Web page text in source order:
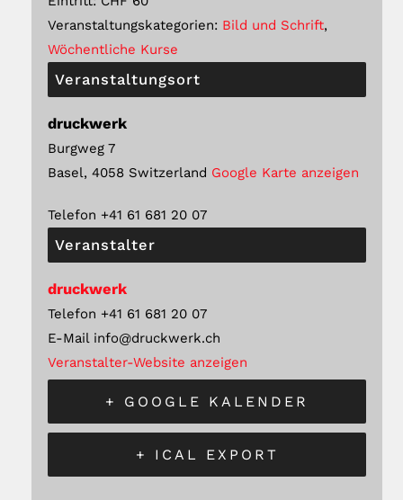
Veranstaltungskategorien: Bild und Schrift,
Wöchentliche Kurse
Veranstaltungsort
druckwerk
Burgweg 7
Basel, 4058 Switzerland Google Karte anzeigen
Telefon +41 61 681 20 07
Veranstalter
druckwerk
Telefon +41 61 681 20 07
E-Mail info@druckwerk.ch
Veranstalter-Website anzeigen
+ GOOGLE KALENDER
+ ICAL EXPORT